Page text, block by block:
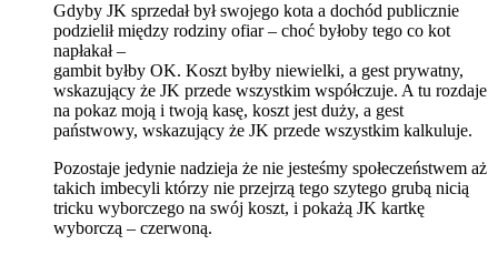
Gdyby JK sprzedał był swojego kota a dochód publicznie
podzielił między rodziny ofiar – choć byłoby tego co kot
napłakał –
gambit byłby OK. Koszt byłby niewielki, a gest prywatny,
wskazujący że JK przede wszystkim współczuje. A tu rozdaje
na pokaz moją i twoją kasę, koszt jest duży, a gest
państwowy, wskazujący że JK przede wszystkim kalkuluje.
Pozostaje jedynie nadzieja że nie jesteśmy społeczeństwem aż
takich imbecyli którzy nie przejrzą tego szytego grubą nicią
tricku wyborczego na swój koszt, i pokażą JK kartkę
wyborczą – czerwoną.